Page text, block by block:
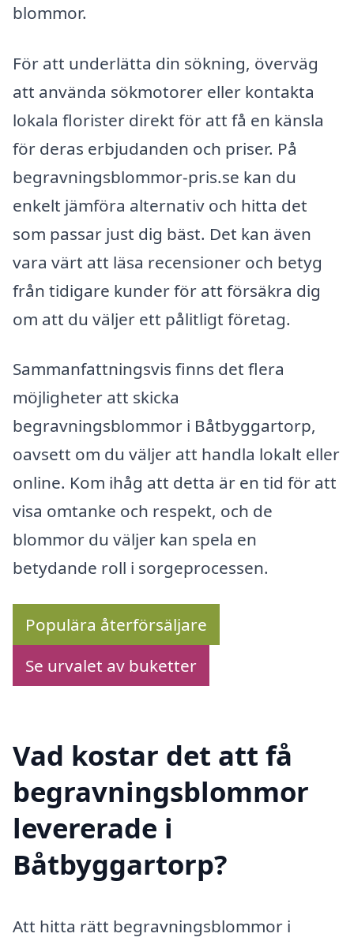
blommor.
För att underlätta din sökning, överväg
att använda sökmotorer eller kontakta
lokala florister direkt för att få en känsla
för deras erbjudanden och priser. På
begravningsblommor-pris.se kan du
enkelt jämföra alternativ och hitta det
som passar just dig bäst. Det kan även
vara värt att läsa recensioner och betyg
från tidigare kunder för att försäkra dig
om att du väljer ett pålitligt företag.
Sammanfattningsvis finns det flera
möjligheter att skicka
begravningsblommor i Båtbyggartorp,
oavsett om du väljer att handla lokalt eller
online. Kom ihåg att detta är en tid för att
visa omtanke och respekt, och de
blommor du väljer kan spela en
betydande roll i sorgeprocessen.
Populära återförsäljare
Se urvalet av buketter
Vad kostar det att få
begravningsblommor
levererade i
Båtbyggartorp?
Att hitta rätt begravningsblommor i